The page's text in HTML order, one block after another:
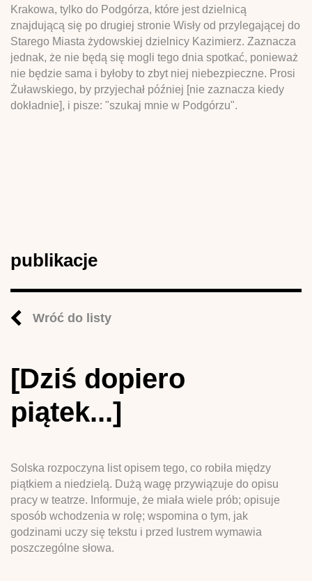
Krakowa, tylko do Podgórza, które jest dzielnicą
znajdującą się po drugiej stronie Wisły od przylegającej do
Starego Miasta żydowskiej dzielnicy Kazimierz. Zaznacza
jednak, że nie będą się mogli tego dnia spotkać, ponieważ
nie będzie sama i byłoby to zbyt niej niebezpieczne. Prosi
Żuławskiego, by przyjechał później [nie zaznacza kiedy
dokładnie], i pisze: "szukaj mnie w Podgórzu".
publikacje
Wróć do listy
[Dziś dopiero
piątek...]
Solska rozpoczyna list opisem tego, co robiła między
piątkiem a niedzielą. Dużą wagę przywiązuje do opisu
pracy w teatrze. Informuje, że miała wiele prób; opisuje
sposób wchodzenia w rolę; wspomina o tym, jak
godzinami uczy się tekstu i przed lustrem wymawia
poszczególne słowa.